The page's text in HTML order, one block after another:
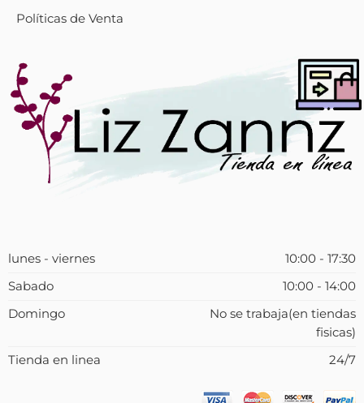
Políticas de Venta
lunes - viernes
10:00 - 17:30
Sabado
10:00 - 14:00
Domingo
No se trabaja(en tiendas
fisicas)
Tienda en linea
24/7